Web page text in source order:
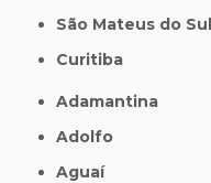
São Mateus do Sul
Curitiba
Adamantina
Adolfo
Aguaí